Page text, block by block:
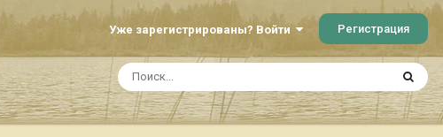
Уже зарегистрированы? Войти Регистрация